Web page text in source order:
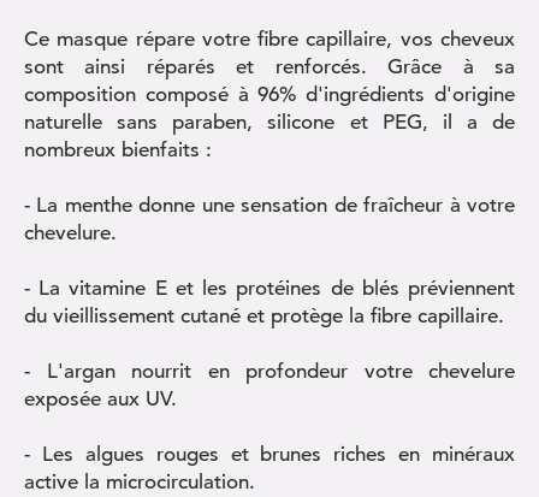
Ce masque répare votre fibre capillaire, vos cheveux
sont ainsi réparés et renforcés. Grâce à sa
composition composé à 96% d'ingrédients d'origine
naturelle sans paraben, silicone et PEG, il a de
nombreux bienfaits :
- La menthe donne une sensation de fraîcheur à votre
chevelure.
- La vitamine E et les protéines de blés préviennent
du vieillissement cutané et protège la fibre capillaire.
- L'argan nourrit en profondeur votre chevelure
exposée aux UV.
- Les algues rouges et brunes riches en minéraux
active la microcirculation.